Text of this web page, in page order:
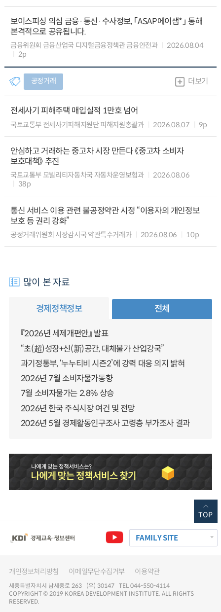
보이스피싱 의심 금융·통신·수사정보, 「ASAP에이샙*」 통해
본격적으로 공유됩니다.
금융위원회 금융산업국 디지털금융정책관 금융안전과
2026.08.04
2p
공정거래 더보기
전세사기 피해주택 매입실적 1만호 넘어
국토교통부 전세사기피해지원단 피해지원총괄과 2026.08.07 9p
안심하고 거래하는 중고차 시장 만든다 《중고차 소비자
보호대책》 추진
국토교통부 모빌리티자동차국 자동차운영보험과
2026.08.06
38p
통신 서비스 이용 관련 불공정약관 시정 “이용자의 개인정보
보호 등 권리 강화”
공정거래위원회 시장감시국 약관특수거래과 2026.08.06 10p
많이 본 자료
경제정책정보 전체
『2026년 세제개편안』 발표
“초(超)성장+신(新)공간, 대체불가 산업강국”
과기정통부, ‘누누티비 시즌2’에 강력 대응 의지 밝혀
2026년 7월 소비자물가동향
7월 소비자물가는 2.8% 상승
2026년 한국 주식시장 여건 및 전망
2026년 5월 경제활동인구조사 고령층 부가조사 결과
FAMILY SITE
개인정보처리방침 이메일무단수집거부 이용약관
세종특별자치시 남세종로 263 (우) 30147 TEL 044-550-4114
COPYRIGHT © 2019 KOREA DEVELOPMENT INSTITUTE. ALL RIGHTS
RESERVED.
TOP